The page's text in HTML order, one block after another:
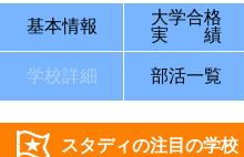
基本情報
大学合格
実 績
学校詳細 部活一覧
スタディの注目の学校